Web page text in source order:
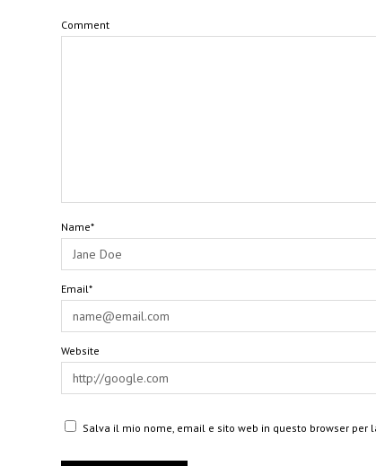
Comment
Name*
Email*
Website
Salva il mio nome, email e sito web in questo browser per